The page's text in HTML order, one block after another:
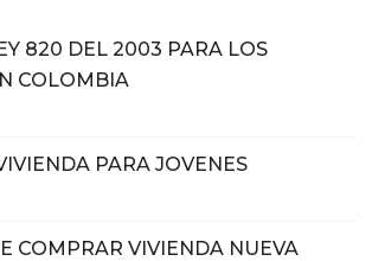
820 DEL 2003 PARA LOS
COLOMBIA
PARA JOVENES
COMPRAR VIVIENDA NUEVA